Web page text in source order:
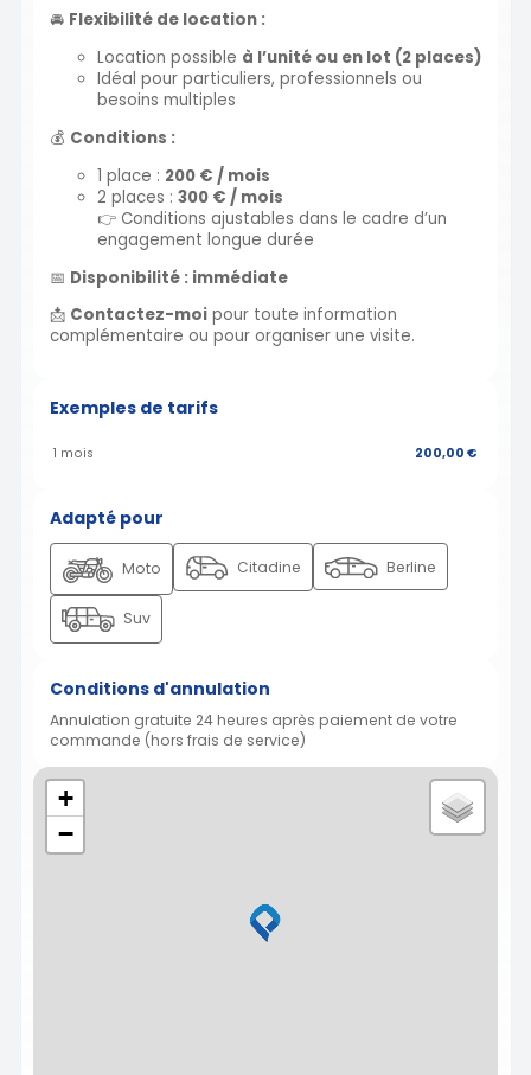
🚘 Flexibilité de location :
Location possible à l’unité ou en lot (2 places)
Idéal pour particuliers, professionnels ou
besoins multiples
💰 Conditions :
1 place : 200 € / mois
2 places : 300 € / mois
👉 Conditions ajustables dans le cadre d’un
engagement longue durée
📅 Disponibilité : immédiate
📩 Contactez-moi pour toute information
complémentaire ou pour organiser une visite.
Exemples de tarifs
1 mois 200,00 €
Adapté pour
Moto Citadine Berline
Suv
Conditions d'annulation
Annulation gratuite 24 heures après paiement de votre
commande (hors frais de service)
+
−